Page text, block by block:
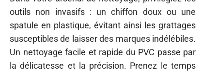
outils non invasifs : un chiffon doux ou une
spatule en plastique, évitant ainsi les grattages
susceptibles de laisser des marques indélébiles.
Un nettoyage facile et rapide du PVC passe par
la délicatesse et la précision. Prenez le temps